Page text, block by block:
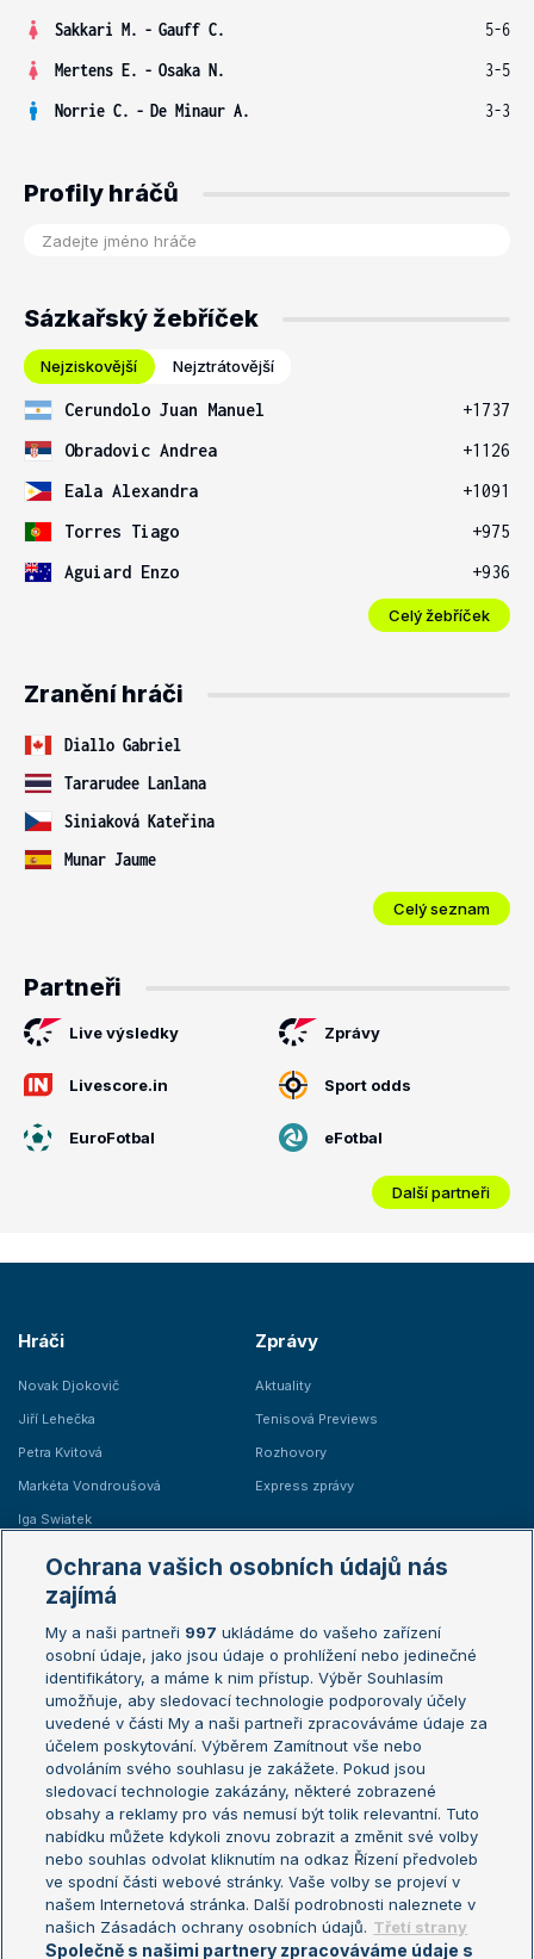
Sakkari M. - Gauff C.
5-6
Mertens E. - Osaka N.
3-5
Norrie C. - De Minaur A. 3-3
Profily hráčů
Sázkařský žebříček
Nejziskovější Nejztrátovější
Cerundolo Juan Manuel
+1737
Obradovic Andrea
+1126
Eala Alexandra
+1091
Torres Tiago
+975
Aguiard Enzo
+936
Celý žebříček
Zranění hráči
Diallo Gabriel
Tararudee Lanlana
Siniaková Kateřina
Munar Jaume
Celý seznam
Partneři
Live výsledky Zprávy
Livescore.in Sport odds
EuroFotbal eFotbal
Další partneři
Hráči
Novak Djokovič
Jiří Lehečka
Petra Kvitová
Markéta Vondroušová
Iga Swiatek
Zprávy
Aktuality
Tenisová Previews
Rozhovory
Express zprávy
Žebříčky
Žebříček ATP (muži)
Žebříček WTA (ženy)
Sázkařský žebříček
Australian Open
French Open
Wimbledon
US Open
Turnaj mistrů
Turnaj mistryň
Aktualní trendy
Fotbalové přestupy
Livesport Daily
LS Prague Open
Ochrana vašich osobních údajů nás
zajímá
My a naši partneři 997 ukládáme do vašeho zařízení
osobní údaje, jako jsou údaje o prohlížení nebo jedinečné
identifikátory, a máme k nim přístup. Výběr Souhlasím
umožňuje, aby sledovací technologie podporovaly účely
uvedené v části My a naši partneři zpracováváme údaje za
účelem poskytování. Výběrem Zamítnout vše nebo
odvoláním svého souhlasu je zakážete. Pokud jsou
sledovací technologie zakázány, některé zobrazené
obsahy a reklamy pro vás nemusí být tolik relevantní. Tuto
nabídku můžete kdykoli znovu zobrazit a změnit své volby
nebo souhlas odvolat kliknutím na odkaz Řízení předvoleb
ve spodní části webové stránky. Vaše volby se projeví v
našem Internetová stránka. Další podrobnosti naleznete v
našich Zásadách ochrany osobních údajů. Třetí strany
Společně s našimi partnery zpracováváme údaje s